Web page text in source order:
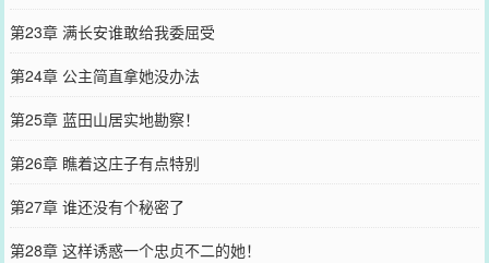
第23章 满长安谁敢给我委屈受
第24章 公主简直拿她没办法
第25章 蓝田山居实地勘察！
第26章 瞧着这庄子有点特别
第27章 谁还没有个秘密了
第28章 这样诱惑一个忠贞不二的她！